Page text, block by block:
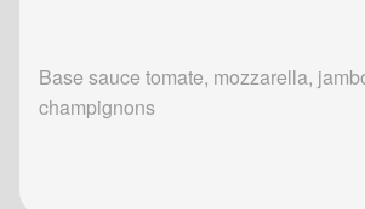
Base sauce tomate, mozzarella,
champignons